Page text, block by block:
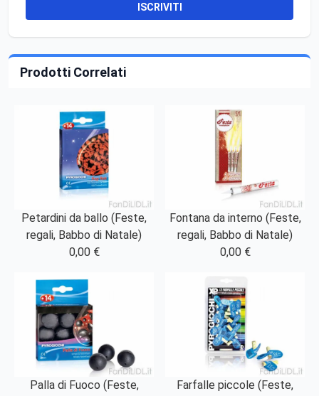
ISCRIVITI
Prodotti Correlati
Petardini da ballo (Feste,
regali, Babbo di Natale)
0,00 €
Fontana da interno (Feste,
regali, Babbo di Natale)
0,00 €
Palla di Fuoco (Feste,
Farfalle piccole (Feste,